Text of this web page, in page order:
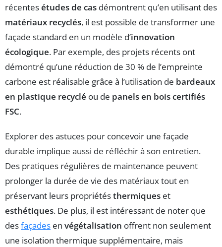
récentesétudes de cas démontrent qu’en utilisant des
matériaux recyclés, il est possible de transformer une
façade standard en un modèle d’innovation
écologique. Par exemple, des projets récents ont
démontré qu’une réduction de 30 % de l’empreinte
carbone est réalisable grâce à l’utilisation de bardeaux
en plastique recyclé ou de panels en bois certifiés
FSC.
Explorer des astuces pour concevoir une façade
durable implique aussi de réfléchir à son entretien.
Des pratiques régulières de maintenance peuvent
prolonger la durée de vie des matériaux tout en
préservant leurs propriétésthermiques et
esthétiques. De plus, il est intéressant de noter que
desfaçades en végétalisation offrent non seulement
une isolation thermique supplémentaire, mais